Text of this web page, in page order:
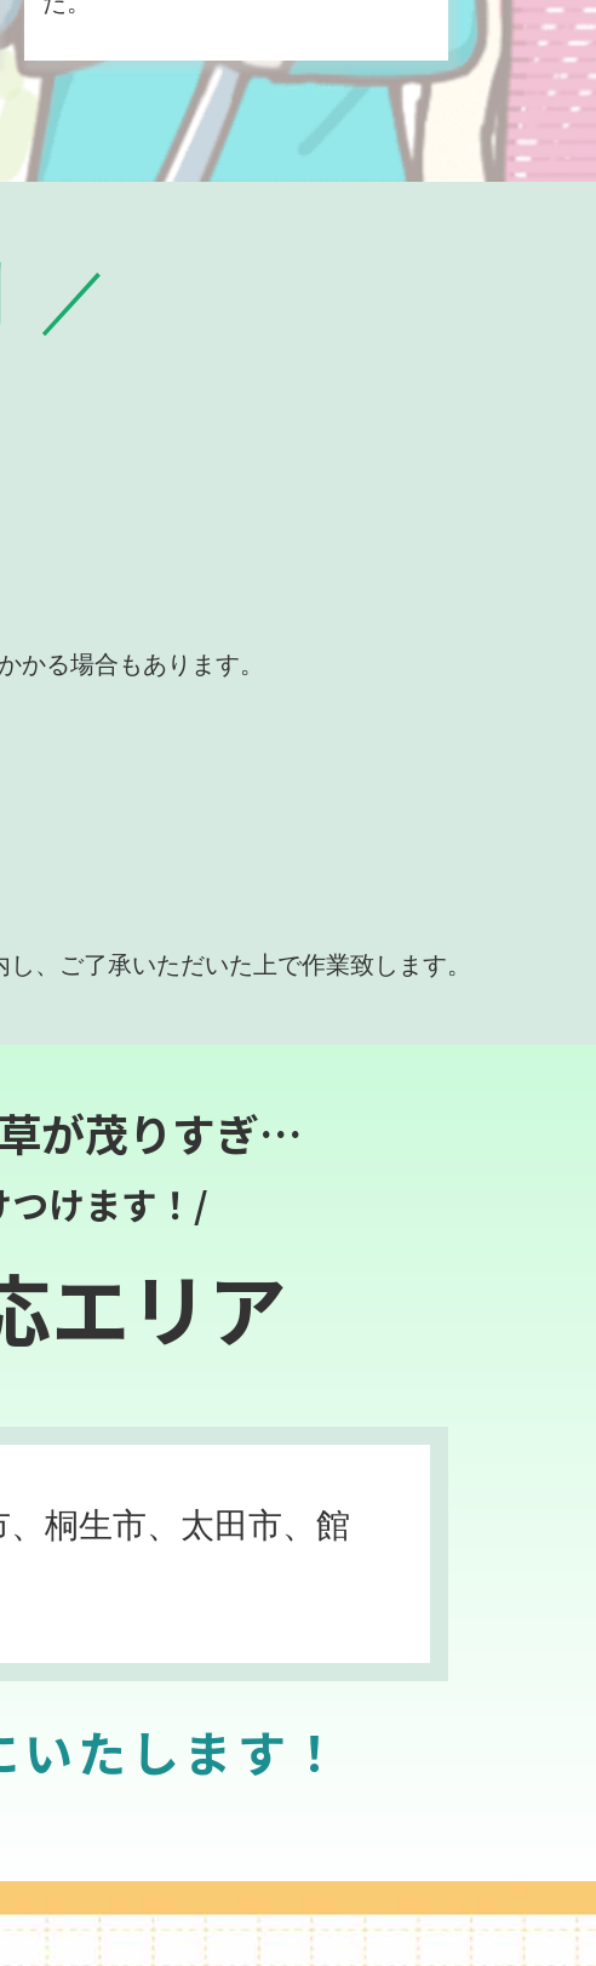
る場合もあります。
、ご了承いただいた上で作業致します。
が茂りすぎ…
けます！/
エリア
桐生市、太田市、館
いたします！